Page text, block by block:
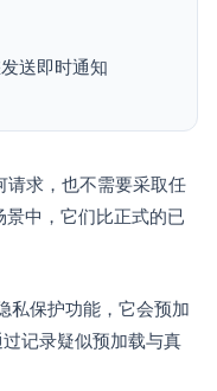
送即时通知
请求，也不需要采取任
中，它们比正式的已
私保护功能，它会预加
记录疑似预加载与真